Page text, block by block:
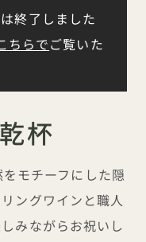
終了しました
ちらでご覧いた
杯
モチーフにした隠
ングワインと職人
みながらお祝いし